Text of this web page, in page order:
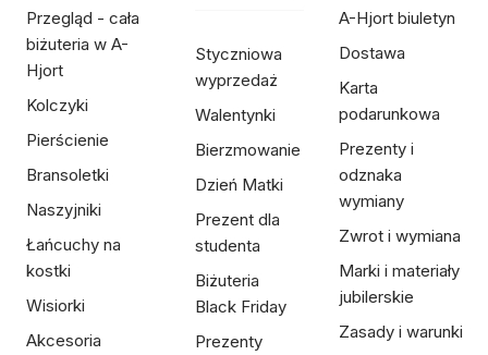
Przegląd - cała
biżuteria w A-
Hjort
Kolczyki
Pierścienie
Bransoletki
Naszyjniki
Łańcuchy na
kostki
Wisiorki
Akcesoria
Styczniowa
wyprzedaż
Walentynki
Bierzmowanie
Dzień Matki
Prezent dla
studenta
Biżuteria
Black Friday
Prezenty
A-Hjort biuletyn
Dostawa
Karta
podarunkowa
Prezenty i
odznaka
wymiany
Zwrot i wymiana
Marki i materiały
jubilerskie
Zasady i warunki